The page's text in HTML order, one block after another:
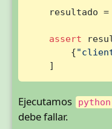
resultado =
assert
        {
    ]
Ejecutamos
debe fallar.